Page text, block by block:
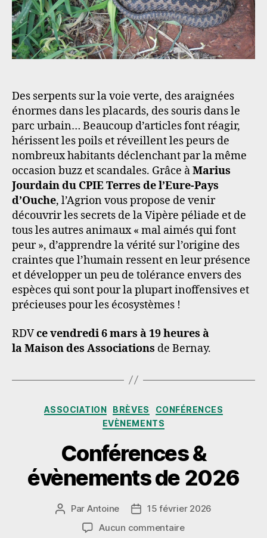
mal-
aimés
Des serpents sur la voie verte, des araignées
énormes dans les placards, des souris dans le
parc urbain… Beaucoup d’articles font réagir,
hérissent les poils et réveillent les peurs de
nombreux habitants déclenchant par la même
occasion buzz et scandales. Grâce àMarius
Jourdain du CPIE Terres de l’Eure-Pays
d’Ouche, l’Agrion vous propose de venir
découvrir les secrets de la Vipère péliade et de
tous les autres animaux « mal aimés qui font
peur », d’apprendre la vérité sur l’origine des
craintes que l’humain ressent en leur présence
et développer un peu de tolérance envers des
espèces qui sont pour la plupart inoffensives et
précieuses pour les écosystèmes !
RDVce vendredi 6 mars à 19 heures à
la Maison des Associations de Bernay.
Catégories
ASSOCIATION BRÈVES
CONFÉRENCES
EVÈNEMENTS
Conférences &
évènements de 2026
Auteur
l’article
Par Antoine
Date15 février 2026
Aucun commentairesur